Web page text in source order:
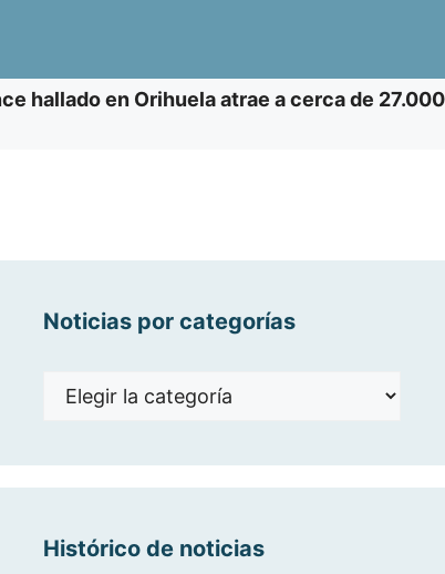
hallado en Orihuela atrae a cerca de 27.000
Noticias por categorías
Noticias
Histórico de noticias